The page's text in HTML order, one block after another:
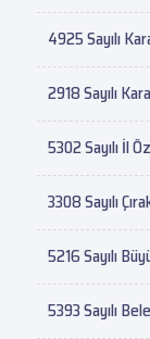
4925 Sayılı
2918 Sayılı
5302 Sayılı İl
3308 Sayılı
5216 Sayılı
5393 Sayılı